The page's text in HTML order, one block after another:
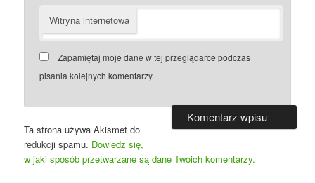
Witryna internetowa
Zapamiętaj moje dane w tej przeglądarce podczas
pisania kolejnych komentarzy.
Ta strona używa Akismet do
redukcji spamu. Dowiedz się,
w jaki sposób przetwarzane są dane Twoich komentarzy.